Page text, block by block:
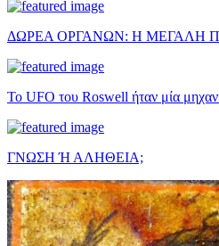
ΔΩΡΕΑ ΟΡΓΑΝΩΝ: Η ΜΕΓΑΛΗ
Το UFO του Roswell ήταν μία
ΓΝΩΣΗ Ή ΑΛΗΘΕΙΑ;